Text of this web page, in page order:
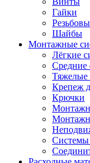
Гайки
Шайбы
Монтажные
Лёгкие
Средние
Тяжелые
Крепеж
Крючки
Системы